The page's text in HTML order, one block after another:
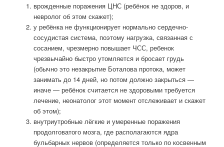
врожденные поражения ЦНС (ребёнок не здоров, и
невролог об этом скажет);
у ребёнка не функционирует нормально сердечно-
сосудистая система, поэтому нагрузка, связанная с
сосанием, чрезмерно повышает ЧСС, ребенок
чрезвычайно быстро утомляется и бросает грудь
(обычно это незакрытие Боталова протока, может
занимать до 14 дней, но потом должно закрыться —
иначе — ребёнок считается не здоровыми требуется
лечение, неонатолог этот момент отслеживает и скажет
об этом);
внутриутробные лёгкие и умеренные поражения
продолговатого мозга, где располагаются ядра
бульбарных нервов (определяется только по косвенным